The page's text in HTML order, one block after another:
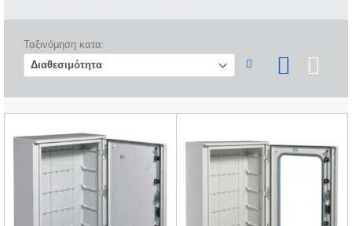
Ταξινόμηση κατα: